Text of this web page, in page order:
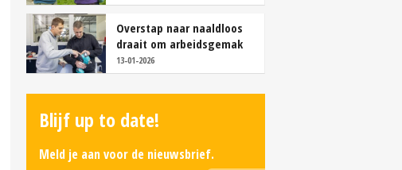
Overstap naar naaldloos
draait om arbeidsgemak
en diervriendelijkheid
13-01-2026
Blijf up to date!
Meld je aan voor de nieuwsbrief.